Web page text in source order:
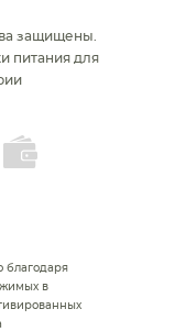
защищены.
питания для
благодаря
в